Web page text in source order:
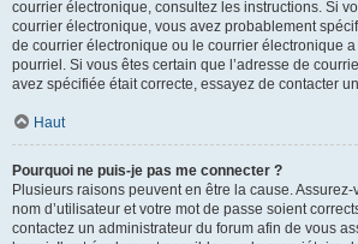
courrier électronique, consultez les instructions. Si
courrier électronique, vous avez probablement
de courrier électronique ou le courrier électronique
pourriel. Si vous êtes certain que l’adresse de
avez spécifiée était correcte, essayez de contacter
Haut
Pourquoi ne puis-je pas me connecter ?
Plusieurs raisons peuvent en être la cause.
nom d’utilisateur et votre mot de passe soient
contactez un administrateur du forum afin de vous